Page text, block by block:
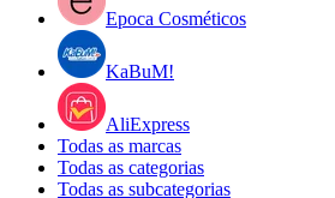
Epoca Cosméticos
KaBuM!
AliExpress
Todas as marcas
Todas as categorias
Todas as subcategorias